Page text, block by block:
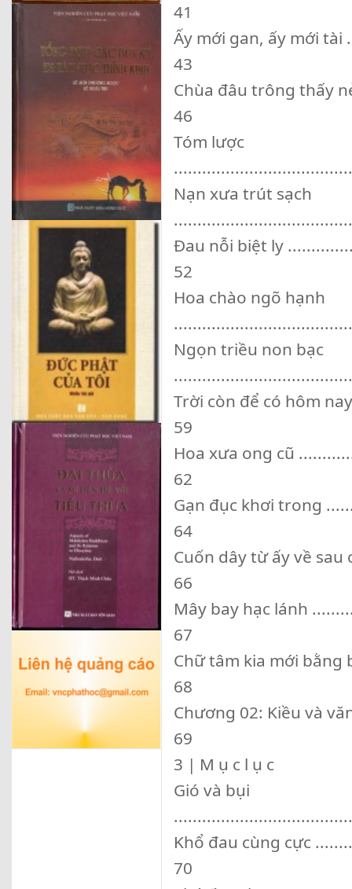
41
Ấy mới gan, ấy mới tài
43
Chùa đâu trông thấy
46
Tóm lược
Nạn xưa trút sạch
Đau nỗi biệt ly
52
Hoa chào ngõ hạnh
Ngọn triều non bạc
Trời còn để có hôm
59
Hoa xưa ong cũ
62
Gạn đục khơi trong
64
Cuốn dây từ ấy về sau
66
Mây bay hạc lánh
67
Chữ tâm kia mới bằng
68
Chương 02: Kiều và
69
3 | M ụ c l ụ c
Gió và bụi
Khổ đau cùng cực
70